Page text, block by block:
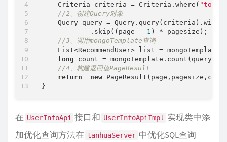
    Criteria criteria = Criteria.where(
//2、创建Query对象
Query query =
            .skip((page -
1 ) * pagesize);
//3、调用mongoTemplate查询
List<RecommendUser> list =
long count = mongoTemplate.count(query,
//4、构建返回值PageResult
return
new
在 UserInfoApi 接口和 UserInfoApiImpl
实现类中添
加优化查询方法在 tanhuaServer 中优化SQL查询